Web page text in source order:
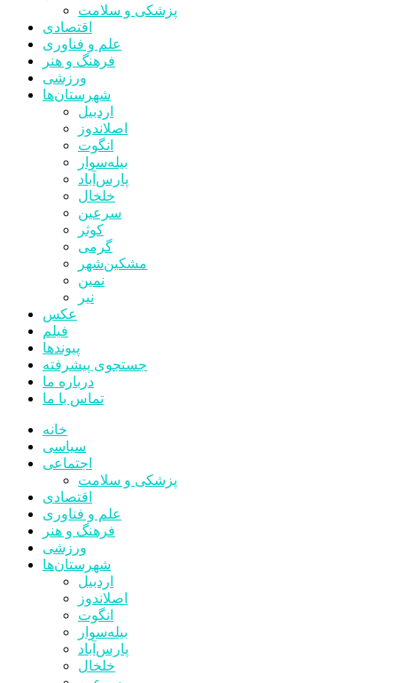
پزشکی و سلامت
اقتصادی
علم و فناوری
فرهنگ و هنر
ورزشی
شهرستان‌ها
اردبیل
اصلاندوز
انگوت
بیله‌سوار
پارس‌آباد
خلخال
سرعین
کوثر
گرمی
مشکین‌شهر
نمین
نیر
عکس
فیلم
پیوندها
جستجوی پیشرفته
درباره ما
تماس با ما
خانه
سیاسی
اجتماعی
پزشکی و سلامت
اقتصادی
علم و فناوری
فرهنگ و هنر
ورزشی
شهرستان‌ها
اردبیل
اصلاندوز
انگوت
بیله‌سوار
پارس‌آباد
خلخال